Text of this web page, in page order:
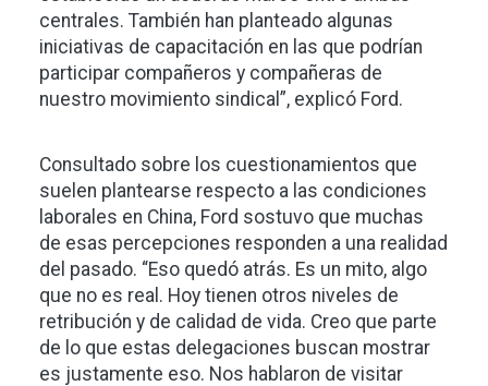
centrales. También han planteado algunas
iniciativas de capacitación en las que podrían
participar compañeros y compañeras de
nuestro movimiento sindical”, explicó Ford.
Consultado sobre los cuestionamientos que
suelen plantearse respecto a las condiciones
laborales en China, Ford sostuvo que muchas
de esas percepciones responden a una realidad
del pasado. “Eso quedó atrás. Es un mito, algo
que no es real. Hoy tienen otros niveles de
retribución y de calidad de vida. Creo que parte
de lo que estas delegaciones buscan mostrar
es justamente eso. Nos hablaron de visitar